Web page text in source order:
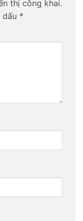
thị công khai.
*